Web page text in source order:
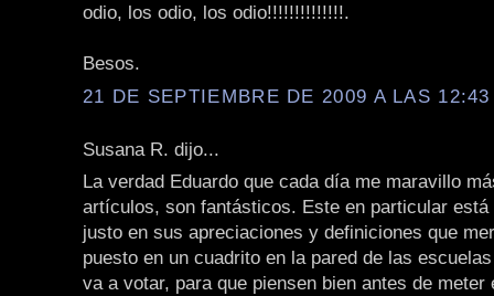
odio, los odio, los odio!!!!!!!!!!!!!!.
Besos.
21 DE SEPTIEMBRE DE 2009 A LAS 12:43
Susana R. dijo...
La verdad Eduardo que cada día me maravillo
artículos, son fantásticos. Este en particular está
justo en sus apreciaciones y definiciones que
puesto en un cuadrito en la pared de las
va a votar, para que piensen bien antes de meter